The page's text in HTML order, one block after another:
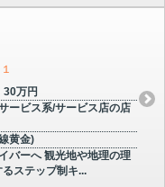
30万円
ービス系/サービス店の店
黄金)
バーへ 観光地や地理の理
ステップ制キ...